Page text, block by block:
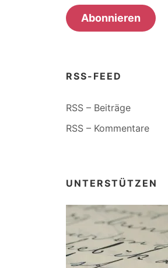
Adresse
Abonnieren
RSS-FEED
RSS – Beiträge
RSS – Kommentare
UNTERSTÜTZEN